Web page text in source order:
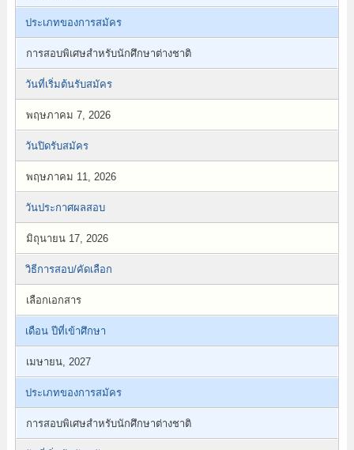
ประเภทของการสมัคร
การสอบพิเศษสำหรับนักศึกษาต่างชาติ
วันที่เริ่มต้นรับสมัคร
พฤษภาคม 7, 2026
วันปิดรับสมัคร
พฤษภาคม 11, 2026
วันประกาศผลสอบ
มิถุนายน 17, 2026
วิธีการสอบ/คัดเลือก
เลือกเอกสาร
เดือน ปีที่เข้าศึกษา
เมษายน, 2027
ประเภทของการสมัคร
การสอบพิเศษสำหรับนักศึกษาต่างชาติ